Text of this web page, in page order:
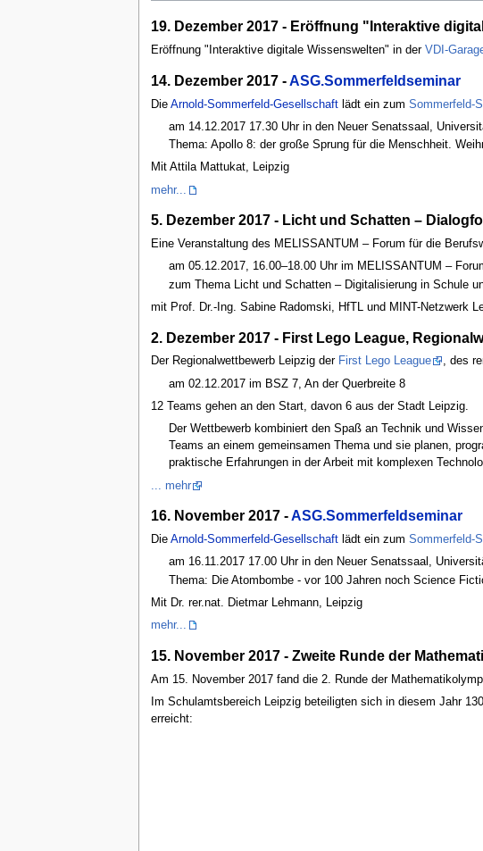
19. Dezember 2017 - Eröffnung "Interaktive
Eröffnung "Interaktive digitale Wissenswelten" in der VDI-
14. Dezember 2017 -ASG.Sommerfeldseminar
Die Arnold-Sommerfeld-Gesellschaftlädt ein zum Sommerfeld-
am 14.12.2017 17.30 Uhr in den Neuer Senatssaal,
Thema: Apollo 8: der große Sprung für die Menschheit.
Mit Attila Mattukat, Leipzig
mehr...
5. Dezember 2017 - Licht und Schatten –
Eine Veranstaltung des MELISSANTUM – Forum für die
am 05.12.2017, 16.00–18.00 Uhr im MELISSANTUM –
zum Thema Licht und Schatten – Digitalisierung in Schule
mit Prof. Dr.-Ing. Sabine Radomski, HfTL und MINT-Netzwerk
2. Dezember 2017 - First Lego League,
Der Regionalwettbewerb Leipzig der First Lego League
, des
am 02.12.2017 im BSZ 7, An der Querbreite 8
12 Teams gehen an den Start, davon 6 aus der Stadt Leipzig.
Der Wettbewerb kombiniert den Spaß an Technik und
Teams an einem gemeinsamen Thema und sie planen,
praktische Erfahrungen in der Arbeit mit komplexen
... mehr
16. November 2017 -ASG.Sommerfeldseminar
Die Arnold-Sommerfeld-Gesellschaftlädt ein zum Sommerfeld-
am 16.11.2017 17.00 Uhr in den Neuer Senatssaal,
Thema: Die Atombombe - vor 100 Jahren noch Science
Mit Dr. rer.nat. Dietmar Lehmann, Leipzig
mehr...
15. November 2017 - Zweite Runde der
Am 15. November 2017 fand die 2. Runde der
Im Schulamtsbereich Leipzig beteiligten sich in diesem Jahr
erreicht: